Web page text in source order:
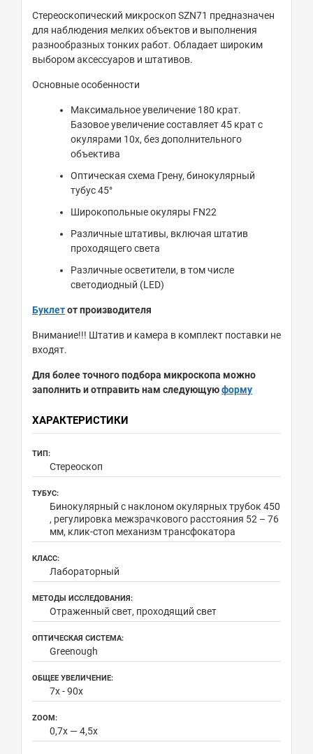
Стереоскопический микроскоп SZN71 предназначен
для наблюдения мелких объектов и выполнения
разнообразных тонких работ. Обладает широким
выбором аксессуаров и штативов.
Основные особенности
Максимальное увеличение 180 крат.
Базовое увеличение составляет 45 крат с
окулярами 10х, без дополнительного
объектива
Оптическая схема Грену, бинокулярный
тубус 45°
Широкопольные окуляры FN22
Различные штативы, включая штатив
проходящего света
Различные осветители, в том числе
светодиодный (LED)
Буклетот производителя
Внимание!!! Штатив и камера в комплект поставки не
входят.
Для более точного подбора микроскопа можно
заполнить и отправить нам следующуюформу
ХАРАКТЕРИСТИКИ
ТИП:
Стереоскоп
ТУБУС:
Бинокулярный с наклоном окулярных трубок 450
, регулировка межзрачкового расстояния 52 – 76
мм, клик-стоп механизм трансфокатора
КЛАСС:
Лабораторный
МЕТОДЫ ИССЛЕДОВАНИЯ:
Отраженный свет, проходящий свет
ОПТИЧЕСКАЯ СИСТЕМА:
Greenough
ОБЩЕЕ УВЕЛИЧЕНИЕ:
7х - 90х
ZOOM:
0,7х — 4,5х